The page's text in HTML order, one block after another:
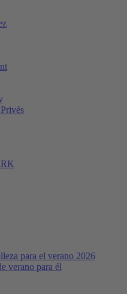
para el verano 2026
verano para él